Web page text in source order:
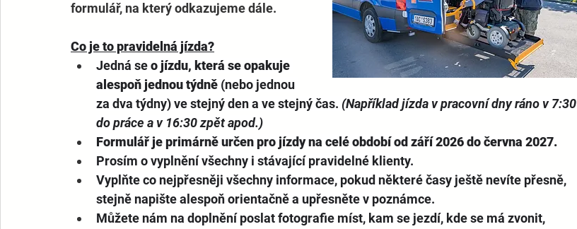
formulář, na který odkazujeme dále.
Co je to pravidelná jízda?
Jedná se o jízdu, která se opakuje
alespoň jednou týdně (nebo jednou
za dva týdny) ve stejný den a ve stejný čas. (Například jízda v pracovní dny ráno v 7:30
do práce a v 16:30 zpět apod.)
Formulář je primárně určen pro jízdy na celé období od září 2026 do června 2027.
Prosím o vyplnění všechny i stávající pravidelné klienty.
Vyplňte co nejpřesněji všechny informace, pokud některé časy ještě nevíte přesně,
stejně napište alespoň orientačně a upřesněte v poznámce.
Můžete nám na doplnění poslat fotografie míst, kam se jezdí, kde se má zvonit,